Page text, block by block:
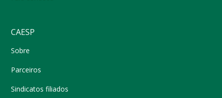
CAESP
Sobre
Parceiros
Sindicatos filiados